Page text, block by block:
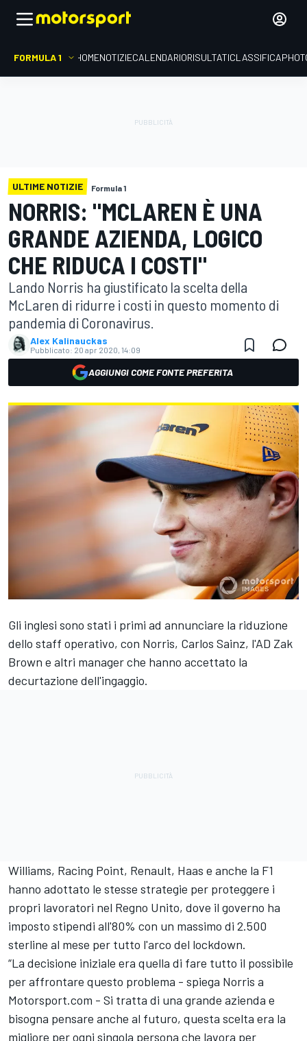
FORMULA 1 HOMENOTIZIECALENDARIORISULTATICLASSIFICA
ULTIME NOTIZIE Formula 1
NORRIS: "MCLAREN È UNA
GRANDE AZIENDA, LOGICO
CHE RIDUCA I COSTI"
Lando Norris ha giustificato la scelta della
McLaren di ridurre i costi in questo momento di
pandemia di Coronavirus.
Alex Kalinauckas
Pubblicato: 20 apr 2020, 14:09
AGGIUNGI COME FONTE PREFERITA
Gli inglesi sono stati i primi ad annunciare la riduzione
dello staff operativo, con Norris, Carlos Sainz, l'AD Zak
Brown e altri manager che hanno accettato la
decurtazione dell'ingaggio.
Williams, Racing Point, Renault, Haas e anche la F1
hanno adottato le stesse strategie per proteggere i
propri lavoratori nel Regno Unito, dove il governo ha
imposto stipendi all'80% con un massimo di 2.500
sterline al mese per tutto l'arco del lockdown.
“La decisione iniziale era quella di fare tutto il possibile
per affrontare questo problema - spiega Norris a
Motorsport.com - Si tratta di una grande azienda e
bisogna pensare anche al futuro, questa scelta era la
migliore per ogni singola persona che lavora per